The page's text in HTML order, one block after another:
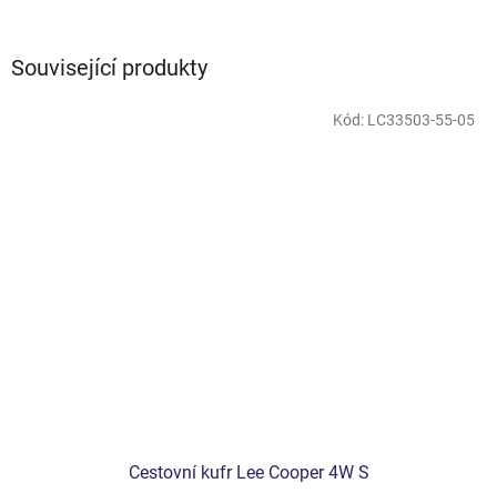
Související produkty
Cestovní kufr Lee Cooper 4W S
Kód: LC33503-55-05